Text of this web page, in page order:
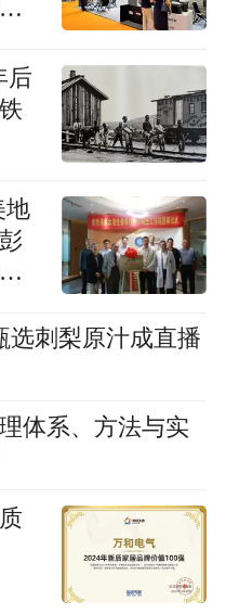
后
地
选刺梨原汁成直播
体系、方法与实